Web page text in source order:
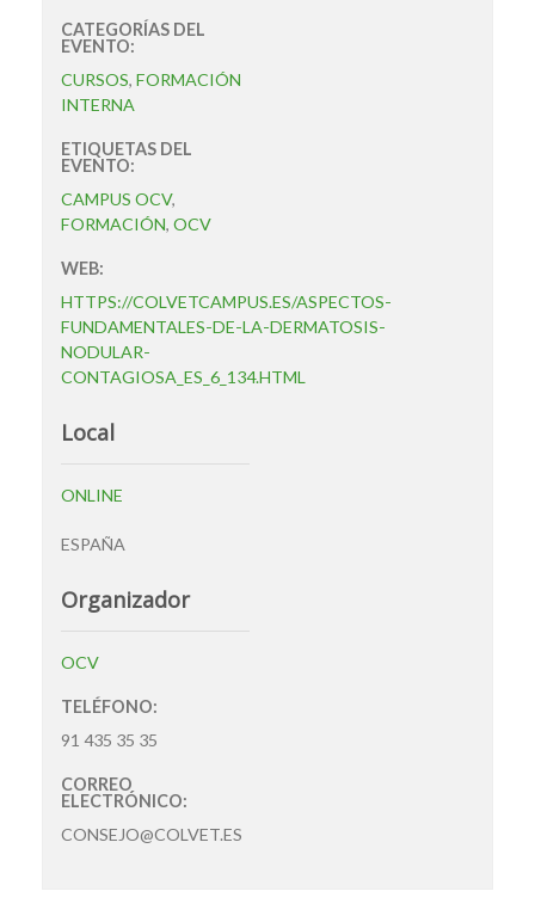
CATEGORÍAS DEL
EVENTO:
CURSOS,FORMACIÓN
INTERNA
ETIQUETAS DEL
EVENTO:
CAMPUS OCV,
FORMACIÓN,OCV
WEB:
HTTPS://COLVETCAMPUS.ES/ASPECTOS-
FUNDAMENTALES-DE-LA-DERMATOSIS-
NODULAR-
CONTAGIOSA_ES_6_134.HTML
Local
ONLINE
ESPAÑA
Organizador
OCV
TELÉFONO:
91 435 35 35
CORREO
ELECTRÓNICO:
CONSEJO@COLVET.ES